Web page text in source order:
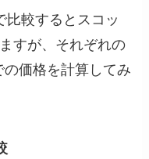
比較するとスコッ
すが、それぞれの
価格を計算してみ